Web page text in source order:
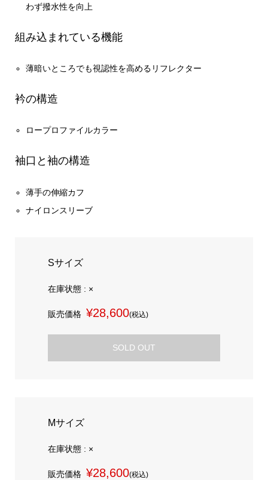
わず撥水性を向上
組み込まれている機能
薄暗いところでも視認性を高めるリフレクター
衿の構造
ロープロファイルカラー
袖口と袖の構造
薄手の伸縮カフ
ナイロンスリーブ
Sサイズ
在庫状態 : ×
販売価格 ¥28,600(税込)
SOLD OUT
Mサイズ
在庫状態 : ×
販売価格 ¥28,600(税込)